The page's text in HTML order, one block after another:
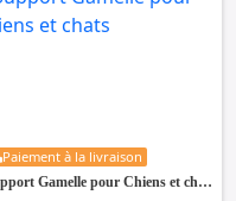
Paiement à la livraison
Support Gamelle pour Chiens et chats